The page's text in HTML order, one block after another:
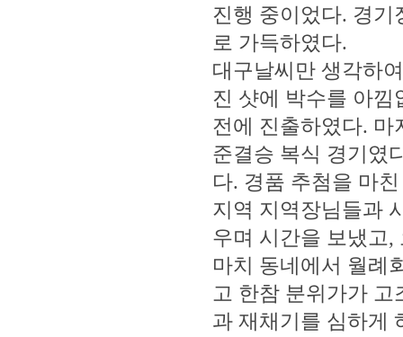
진행 중이었다. 경기
로 가득하였다.
대구날씨만 생각하
진 샷에 박수를 아낌
전에 진출하였다. 마
준결승 복식 경기였
다. 경품 추첨을 마
지역 지역장님들과
우며 시간을 보냈고
마치 동네에서 월례
고 한참 분위가가 고
과 재채기를 심하게